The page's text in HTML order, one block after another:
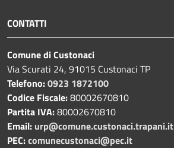
CONTATTI
Comune di Custonaci
Via Scurati 24, 91015 Custonaci TP
Telefono:0923 1872100
Codice Fiscale:80002670810
Partita IVA:80002670810
Email: urp@comune.custonaci.trapani.it
PEC:comunecustonaci@pec.it